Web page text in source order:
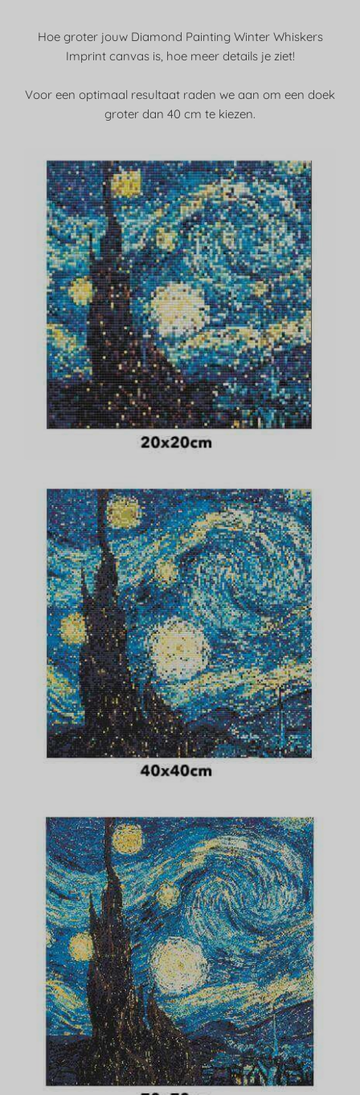
Hoe groter jouw Diamond Painting Winter Whiskers
Imprint canvas is, hoe meer details je ziet!
Voor een optimaal resultaat raden we aan om een doek
groter dan 40 cm te kiezen.